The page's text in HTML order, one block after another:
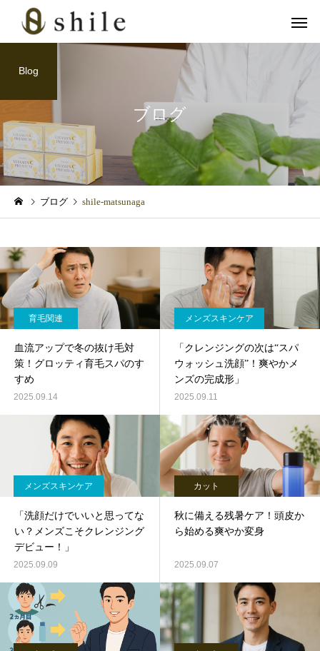
カット ヘッドス
美肌脱毛 フェイシャル
育毛関連
血流アップで冬の抜け毛対
すすめ
メンズスキンケア
「クレンジングの次は“
かメンズの完成形」
ブログ
Blog
ブログ shile-matsunaga
育毛関連
血流アップで冬の抜け毛対
策！グロッティ育毛スパのす
すめ
2025.09.14
メンズスキンケア
「クレンジングの次は“スパ
ウォッシュ洗顔”！爽やかメ
ンズの完成形」
2025.09.11
メンズスキンケア
「洗顔だけでいいと思ってな
い？メンズこそクレンジング
デビュー！」
2025.09.09
カット
秋に備える残暑ケア！頭皮か
ら始める爽やか変身
2025.09.07